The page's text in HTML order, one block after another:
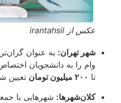
عکس از irantahsil
شهر تهران:به عنوان گران‌ترین
وام را به دانشجویان اختصاص
۲۰۰ میلیون تومان
تعیین شده
کلان‌شهرها: